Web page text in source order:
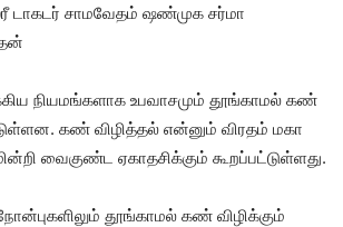
டாகடர் சாமவேதம் ஷண்முக சர்மா
நியமங்களாக உபவாசமும் தூங்காமல் கண்
கண் விழித்தல் என்னும் விரதம் மகா
வைகுண்ட ஏகாதசிக்கும் கூறப்பட்டுள்ளது.
தூங்காமல் கண் விழிக்கும்